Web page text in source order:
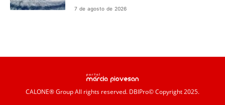
7 de agosto de 2026
CALONE® GroupAll rights reserved. DBIPro© Copyright 2025.